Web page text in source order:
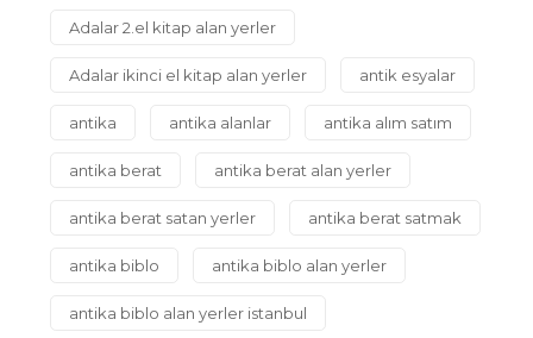
Adalar 2.el kitap alan yerler
Adalar ikinci el kitap alan yerler antik esyalar
antika antika alanlar antika alım satım
antika berat antika berat alan yerler
antika berat satan yerler antika berat satmak
antika biblo antika biblo alan yerler
antika biblo alan yerler istanbul